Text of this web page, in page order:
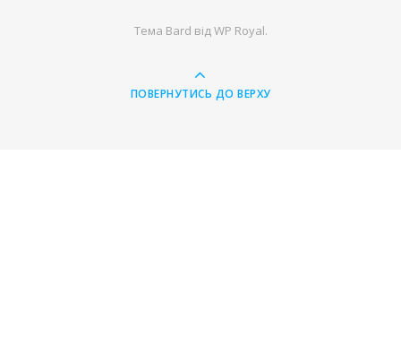
Тема Bard відWP Royal.
ПОВЕРНУТИСЬ ДО ВЕРХУ